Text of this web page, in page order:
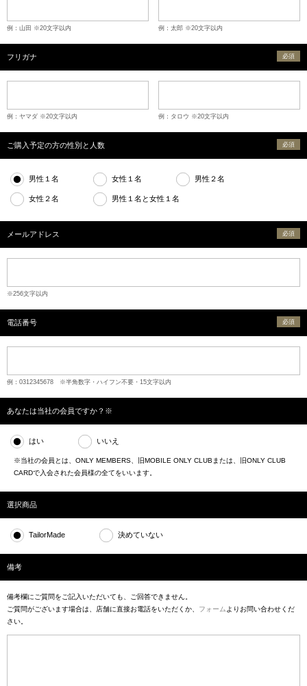
例：山田 ※20文字以内 例：太郎 ※20文字以内
フリガナ 必須
例：ヤマダ ※20文字以内 例：タロウ ※20文字以内
ご購入予定の方の性別と人数 必須
男性１名 女性１名 男性２名
女性２名 男性１名と女性１名
メールアドレス 必須
※256文字以内
電話番号 必須
例：0312345678 ※半角数字・ハイフン不要・15文字以内
あなたは当社の会員ですか？※
はい いいえ
※当社の会員とは、ONLY MEMBERS、旧MOBILE ONLY CLUBまたは、旧ONLY CLUB
CARDで入会された会員様の全てをいいます。
選択商品
TailorMade 決めていない
備考
備考欄にご質問をご記入いただいても、ご回答できません。
ご質問がございます場合は、店舗に直接お電話をいただくか、 フォーム よりお問い合わせくだ
さい。